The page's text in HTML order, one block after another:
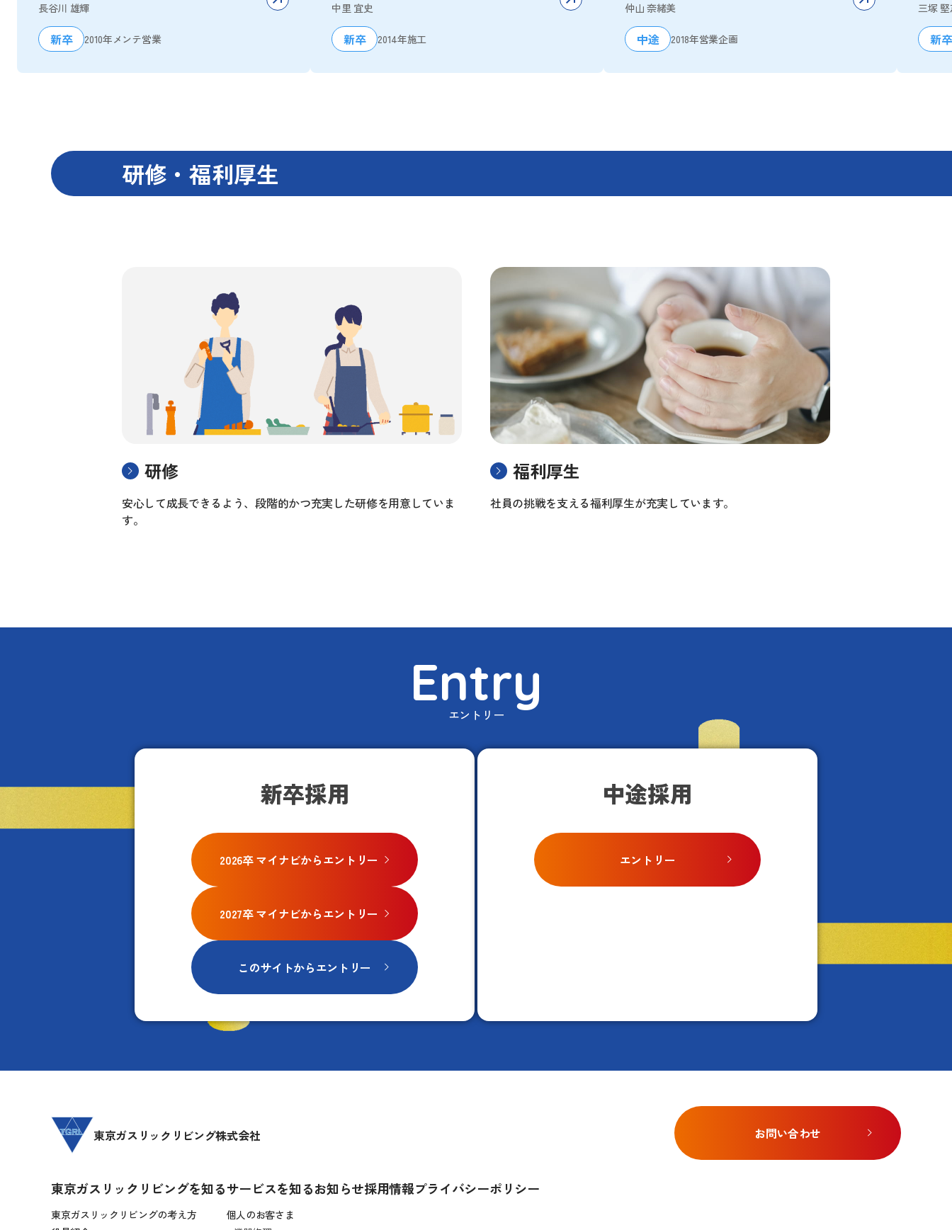
長谷川 雄輝
新卒 2010年メンテ営業
中里 宜史
新卒 2014年施工
仲山 奈緒美
中途 2018年営業企画
三塚
新卒
研修・福利厚生
研修
安心して成長できるよう、段階的かつ充実した研修を用意していま
す。
福利厚生
社員の挑戦を支える福利厚生が充実しています。
Entry
エントリー
新卒採用
2026卒 マイナビからエントリー
2027卒 マイナビからエントリー
このサイトからエントリー
中途採用
エントリー
東京ガスリックリビング株式会社 お問い合わせ
東京ガスリックリビングを知る
東京ガスリックリビングの考え方
サービスを知る
個人のお客さま
お知らせ採用情報プライバシーポリシー